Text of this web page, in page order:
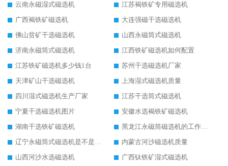
云南永磁湿式磁选机
江苏褐铁矿专用磁选机
广西褐铁矿磁选机
大连强磁干选磁选机
佛山贫矿干选磁选机
山西永磁筒式磁选机
济南永磁筒式磁选机
江西铁矿磁选机如何配置
江苏铁矿磁选机多少钱1台
苏州干选磁选机厂家
天津矿山干选磁选机
上海湿式磁选机质量
四川湿式磁选机生产厂家
江苏干选筒式磁选机
宁夏干选磁选机图片
安徽水选褐铁矿磁选机
湖南干选铁矿磁选机
黑龙江永磁筒磁选机的工作原理
辽宁永磁筒式磁选机是不是强磁
内蒙古河沙磁选机质量
山西河沙水选磁选机
广西钛铁矿湿式磁选机